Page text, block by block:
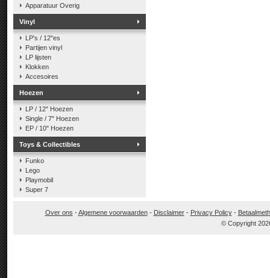
Apparatuur Overig
Vinyl
LP's / 12"es
Partijen vinyl
LP lijsten
Klokken
Accesoires
Hoezen
LP / 12" Hoezen
Single / 7" Hoezen
EP / 10" Hoezen
Toys & Collectibles
Funko
Lego
Playmobil
Super 7
Over ons -Algemene voorwaarden- Disclaimer- Privacy Policy-
© Copyright